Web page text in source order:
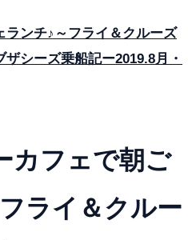
ランチ♪～フライ＆クルーズ
シーズ乗船記ー2019.8月・
カフェで朝ご
ライ＆クルー